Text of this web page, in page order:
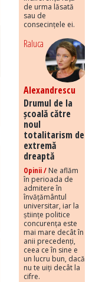
de urma lăsată
sau de
consecințele ei.
Raluca
Alexandrescu
Drumul de la
școală către
noul
totalitarism de
extremă
dreaptă
Opinii / Ne aflăm
în perioada de
admitere în
învățământul
universitar, iar la
științe politice
concurența este
mai mare decât în
anii precedenți,
ceea ce în sine e
un lucru bun, dacă
nu te uiți decât la
cifre.